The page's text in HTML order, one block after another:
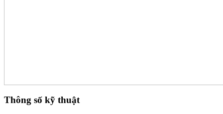
Thông số kỹ thuật